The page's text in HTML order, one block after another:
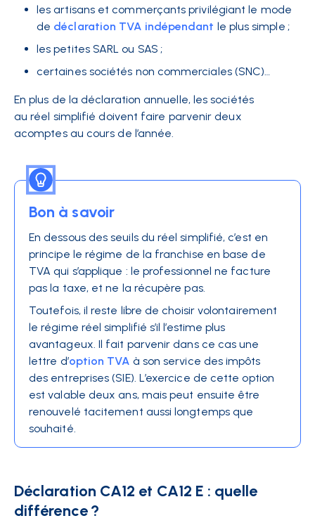
les artisans et commerçants privilégiant le mode
de déclaration TVA indépendant le plus simple ;
les petites SARL ou SAS ;
certaines sociétés non commerciales (SNC)…
En plus de la déclaration annuelle, les sociétés
au réel simplifié doivent faire parvenir deux
acomptes au cours de l’année.
Bon à savoir
En dessous des seuils du réel simplifié, c’est en
principe le régime de la franchise en base de
TVA qui s’applique : le professionnel ne facture
pas la taxe, et ne la récupère pas.
Toutefois, il reste libre de choisir volontairement
le régime réel simplifié s’il l’estime plus
avantageux. Il fait parvenir dans ce cas une
lettre d’option TVA à son service des impôts
des entreprises (SIE). L’exercice de cette option
est valable deux ans, mais peut ensuite être
renouvelé tacitement aussi longtemps que
souhaité.
Déclaration CA12 et CA12 E : quelle
différence ?